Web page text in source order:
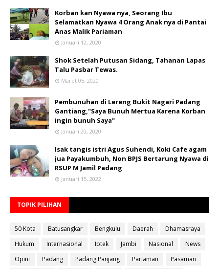
Korban kan Nyawa nya, Seorang Ibu
Selamatkan Nyawa 4 Orang Anak nya di Pantai
Anas Malik Pariaman
Januari 12, 2020
Shok Setelah Putusan Sidang, Tahanan Lapas
Talu Pasbar Tewas.
Maret 05, 2020
Pembunuhan di Lereng Bukit Nagari Padang
Gantiang,"Saya Bunuh Mertua Karena Korban
ingin bunuh Saya"
Januari 20, 2020
Isak tangis istri Agus Suhendi, Koki Cafe agam
jua Payakumbuh, Non BPJS Bertarung Nyawa di
RSUP M Jamil Padang
Januari 15, 2022
TOPIK PILIHAN
50 Kota Batusangkar Bengkulu Daerah
Dhamasraya
Hukum
Internasional Iptek Jambi Nasional
News
Opini
Padang Padang Panjang Pariaman
Pasaman